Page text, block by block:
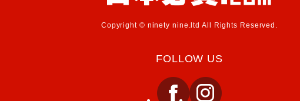
Copyright © ninety nine.ltd All Rights Reserved.
FOLLOW US